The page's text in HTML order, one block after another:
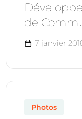
de
7 janvier
Photos